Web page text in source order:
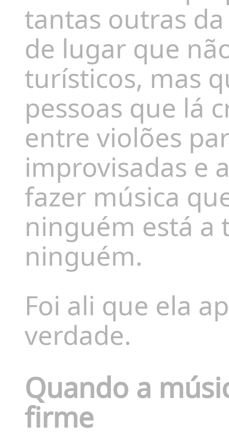
tantas outras
de lugar que
turísticos, mas
pessoas que lá
entre violões
improvisadas e
fazer música
ninguém está
ninguém.
Foi ali que ela
verdade.
Quando a
firme